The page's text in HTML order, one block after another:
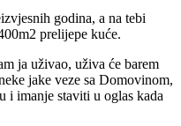
godina, a na tebi
prelijepe kuće.
ja uživao, uživa će barem
jake veze sa Domovinom,
i imanje staviti u oglas kada